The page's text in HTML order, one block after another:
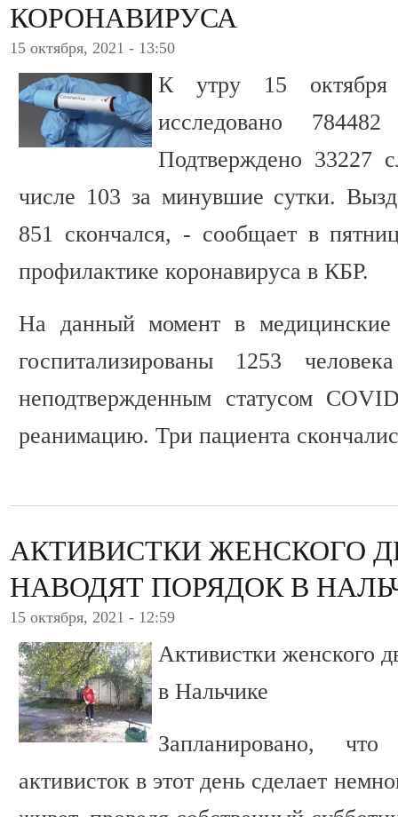
КОРОНАВИРУСА
15 октября, 2021 - 13:50
К утру 15 октября
исследовано
Подтверждено 33227
числе 103 за минувшие сутки.
851 скончался, - сообщает в
профилактике коронавируса в КБР.
На данный момент в медицинские
госпитализированы 1253
неподтвержденным статусом
реанимацию. Три пациента
АКТИВИСТКИ ЖЕНСКОГО
НАВОДЯТ ПОРЯДОК В
15 октября, 2021 - 12:59
Активистки женского
в Нальчике
Запланировано,
активисток в этот день сделает